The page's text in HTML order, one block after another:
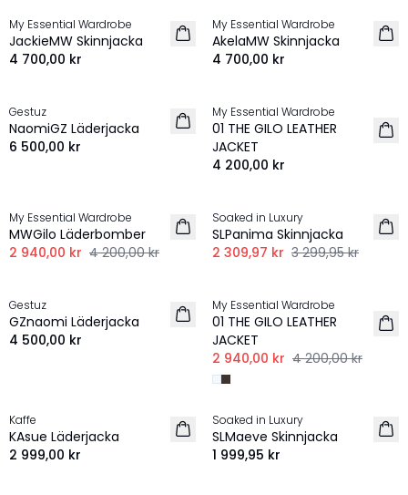
NYHET
My Essential Wardrobe
JackieMW Skinnjacka
4 700,00 kr
NYHET
My Essential Wardrobe
AkelaMW Skinnjacka
4 700,00 kr
NYHET
Gestuz
NaomiGZ Läderjacka
6 500,00 kr
NYHET
My Essential Wardrobe
01 THE GILO LEATHER
JACKET
4 200,00 kr
My Essential Wardrobe
MWGilo Läderbomber
2 940,00 kr 4 200,00 kr
Soaked in Luxury
SLPanima Skinnjacka
2 309,97 kr 3 299,95 kr
NYHET
Gestuz
GZnaomi Läderjacka
4 500,00 kr
My Essential Wardrobe
01 THE GILO LEATHER
JACKET
2 940,00 kr 4 200,00 kr
Kaffe
KAsue Läderjacka
2 999,00 kr
Soaked in Luxury
SLMaeve Skinnjacka
1 999,95 kr